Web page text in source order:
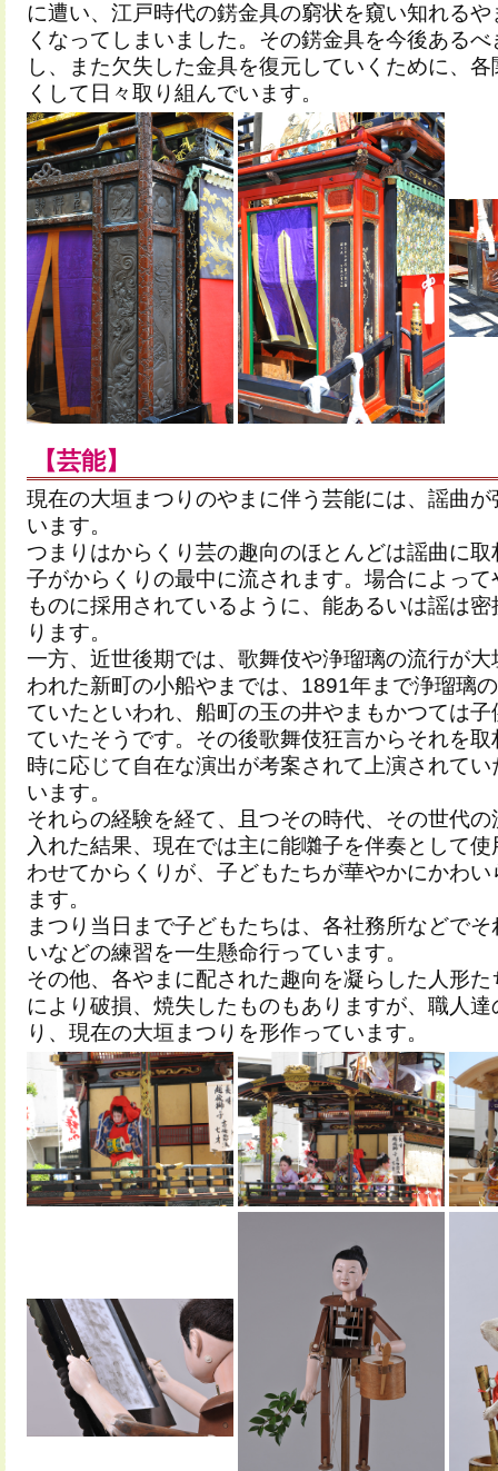
に遭い、江戸時代の錺金具の窮状を窺い知れる
くなってしまいました。その錺金具を今後ある
し、また欠失した金具を復元していくために、
くして日々取り組んでいます。
【芸能】
現在の大垣まつりのやまに伴う芸能には、謡曲
います。
つまりはからくり芸の趣向のほとんどは謡曲に
子がからくりの最中に流されます。場合によっ
ものに採用されているように、能あるいは謡は
ります。
一方、近世後期では、歌舞伎や浄瑠璃の流行が
われた新町の小船やまでは、1891年まで浄瑠璃
ていたといわれ、船町の玉の井やまもかつては
ていたそうです。その後歌舞伎狂言からそれを
時に応じて自在な演出が考案されて上演されて
います。
それらの経験を経て、且つその時代、その世代
入れた結果、現在では主に能囃子を伴奏として
わせてからくりが、子どもたちが華やかにかわ
ます。
まつり当日まで子どもたちは、各社務所などで
いなどの練習を一生懸命行っています。
その他、各やまに配された趣向を凝らした人形
により破損、焼失したものもありますが、職人
り、現在の大垣まつりを形作っています。